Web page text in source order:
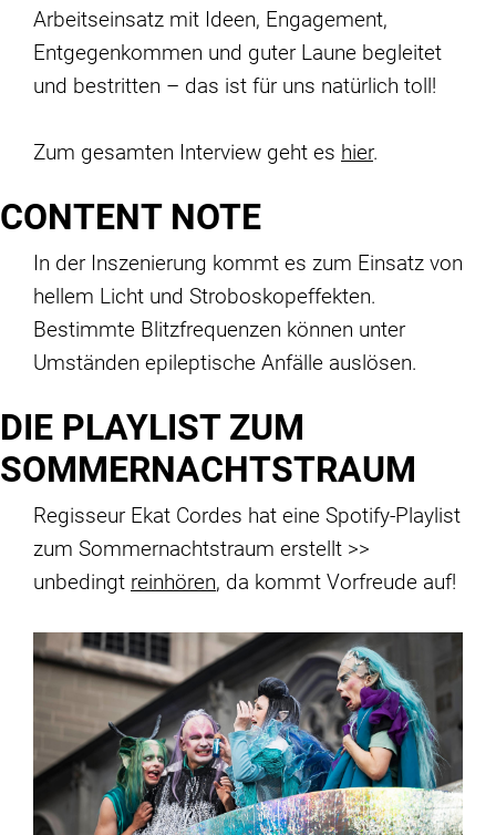
Arbeitseinsatz mit Ideen, Engagement,
Entgegenkommen und guter Laune begleitet
und bestritten – das ist für uns natürlich toll!
Zum gesamten Interview geht es hier.
CONTENT NOTE
In der Inszenierung kommt es zum Einsatz von
hellem Licht und Stroboskopeffekten.
Bestimmte Blitzfrequenzen können unter
Umständen epileptische Anfälle auslösen.
DIE PLAYLIST ZUM
SOMMERNACHTSTRAUM
Regisseur Ekat Cordes hat eine Spotify-Playlist
zum Sommernachtstraum erstellt >>
unbedingt reinhören, da kommt Vorfreude auf!